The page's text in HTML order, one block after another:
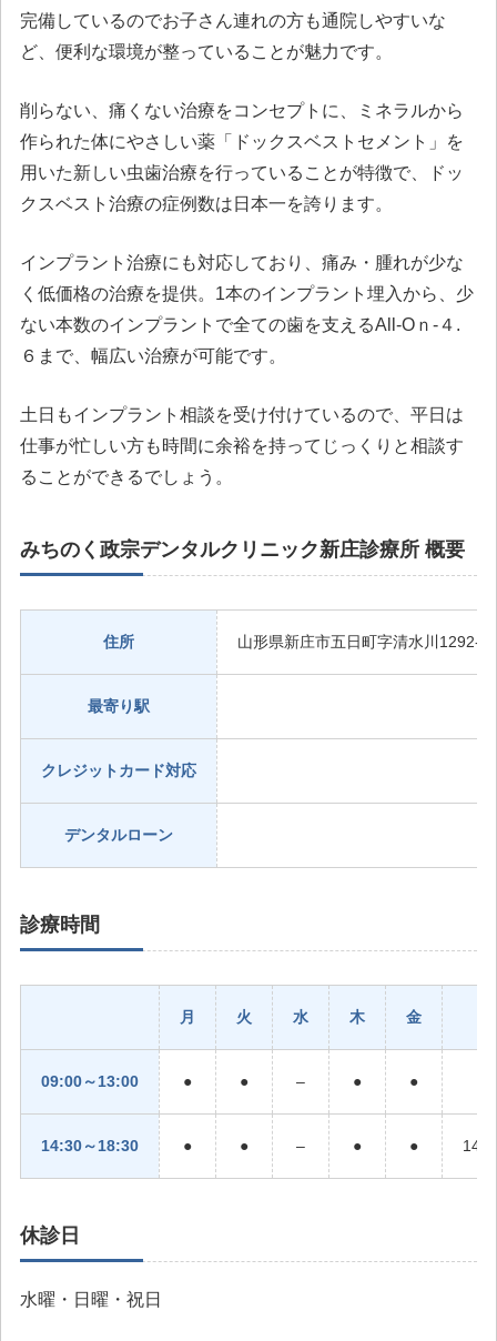
完備しているのでお子さん連れの方も通院しやすいな
ど、便利な環境が整っていることが魅力です。
削らない、痛くない治療をコンセプトに、ミネラルから
作られた体にやさしい薬「ドックスベストセメント」を
用いた新しい虫歯治療を行っていることが特徴で、ドッ
クスベスト治療の症例数は日本一を誇ります。
インプラント治療にも対応しており、痛み・腫れが少な
く低価格の治療を提供。1本のインプラント埋入から、少
ない本数のインプラントで全ての歯を支えるAll-Oｎ-４.
６まで、幅広い治療が可能です。
土日もインプラント相談を受け付けているので、平日は
仕事が忙しい方も時間に余裕を持ってじっくりと相談す
ることができるでしょう。
みちのく政宗デンタルクリニック新庄診療所 概要
住所 山形県新庄市五日町字清水川1292-
最寄り駅
クレジットカード対応
デンタルローン
診療時間
月 火 水 木 金
09:00～13:00 ● ● – ● ●
14:30～18:30 ● ● – ● ●
休診日
水曜・日曜・祝日